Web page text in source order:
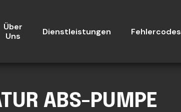
Über
Uns
Dienstleistungen Fehlercodes
ABS-PUMPE